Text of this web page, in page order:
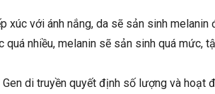
xúc với ánh nắng, da sẽ sản sinh melanin
quá nhiều, melanin sẽ sản sinh quá mức,
Gen di truyền quyết định số lượng và hoạt